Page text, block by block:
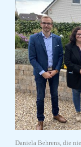
Daniela Behrens, die